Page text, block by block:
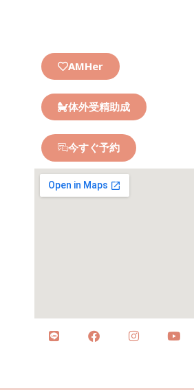
AMHer
体外受精助成
今すぐ予約